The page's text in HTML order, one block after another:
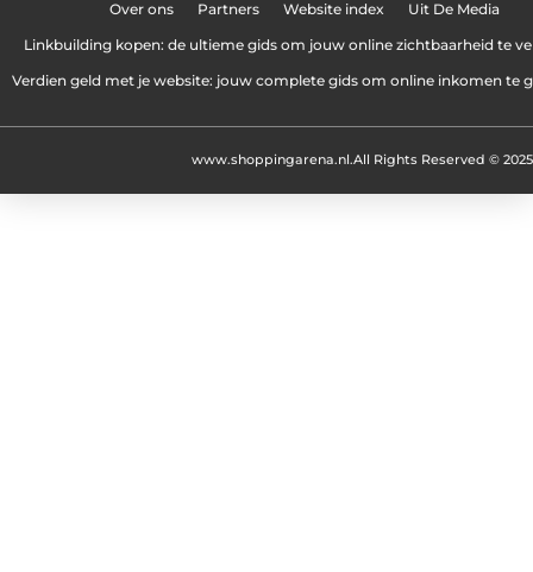
Over ons Partners Website index Uit De Media
Linkbuilding kopen: de ultieme gids om jouw online zichtbaarheid te
Verdien geld met je website: jouw complete gids om online inkomen te
All Rights Reserved © 2025
www.shoppingarena.nl.